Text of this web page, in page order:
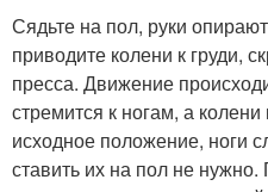
Сядьте на пол, руки
приводите колени к груди,
пресса. Движение
стремится к ногам, а
исходное положение, ноги
ставить их на пол не